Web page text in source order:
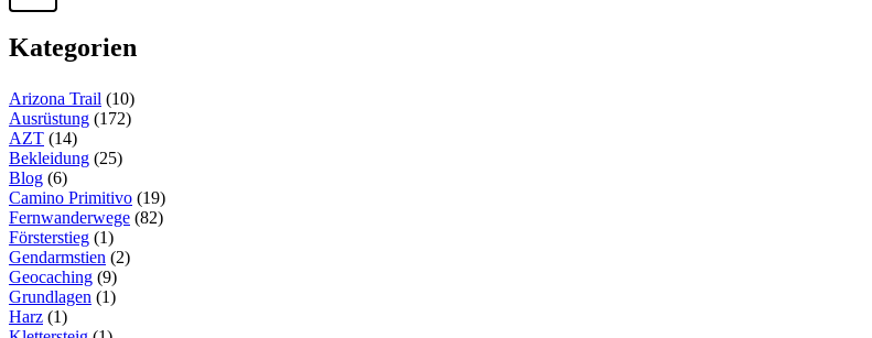
PARACORD
REINIGEN
Kategorien
Arizona Trail (10)
Ausrüstung (172)
AZT (14)
Bekleidung (25)
Blog (6)
Camino Primitivo (19)
Fernwanderwege (82)
Försterstieg (1)
Gendarmstien (2)
Geocaching (9)
Grundlagen (1)
Harz (1)